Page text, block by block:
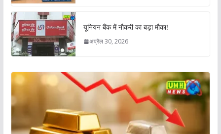
यूनियन बैंक में नौकरी का बड़ा मौका!
अप्रैल 30, 2026